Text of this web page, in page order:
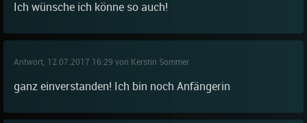
Ich wünsche ich könne so auch!
Antwort, 12.07.2017 16:29 von Kerstin Sommer
ganz einverstanden! Ich bin noch Anfängerin